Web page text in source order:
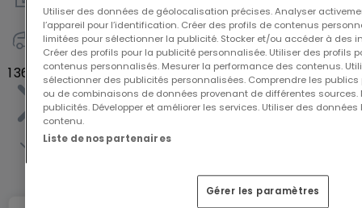
128m²
2
1 368 500 €
Utiliser des données de géolocalisation précises. Analyser
l’appareil pour l’identification. Créer des profils de contenus
limitées pour sélectionner la publicité. Stocker et/ou accéder à des
Créer des profils pour la publicité personnalisée. Utiliser des profils
contenus personnalisés. Mesurer la performance des contenus.
sélectionner des publicités personnalisées. Comprendre les
ou de combinaisons de données provenant de différentes sources.
publicités. Développer et améliorer les services. Utiliser des
contenu.
Liste de nos partenaires
Gérer les paramètres